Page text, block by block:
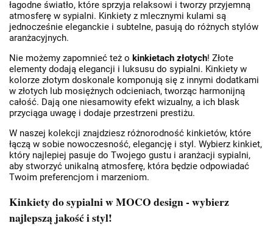
łagodne światło, które sprzyja relaksowi i tworzy przyjemną
atmosferę w sypialni. Kinkiety z mlecznymi kulami są
jednocześnie eleganckie i subtelne, pasują do różnych stylów
aranżacyjnych.
Nie możemy zapomnieć też o kinkietach złotych! Złote
elementy dodają elegancji i luksusu do sypialni. Kinkiety w
kolorze złotym doskonale komponują się z innymi dodatkami
w złotych lub mosiężnych odcieniach, tworząc harmonijną
całość. Dają one niesamowity efekt wizualny, a ich blask
przyciąga uwagę i dodaje przestrzeni prestiżu.
W naszej kolekcji znajdziesz różnorodność kinkietów, które
łączą w sobie nowoczesność, elegancję i styl. Wybierz kinkiet,
który najlepiej pasuje do Twojego gustu i aranżacji sypialni,
aby stworzyć unikalną atmosferę, która będzie odpowiadać
Twoim preferencjom i marzeniom.
Kinkiety do sypialni w MOCO design - wybierz
najlepszą jakość i styl!